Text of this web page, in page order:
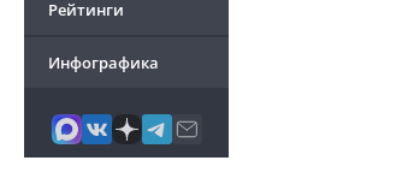
Рейтинги
Инфографика